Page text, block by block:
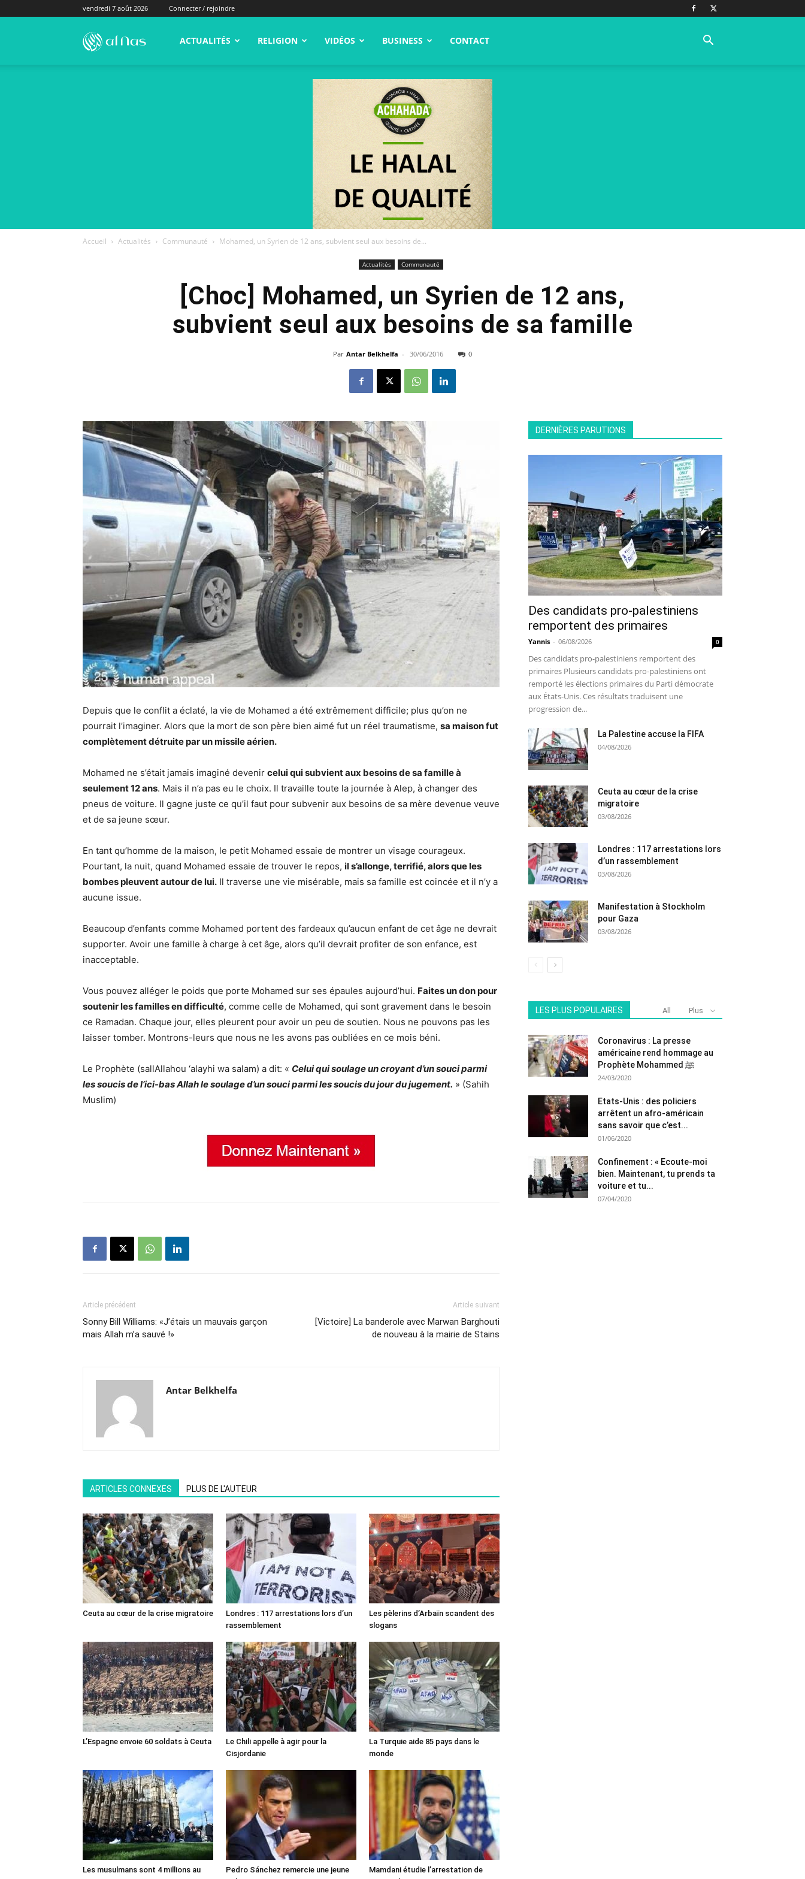
vendredi 7 août 2026 Connecter / rejoindre
alNas.fr ACTUALITÉS RELIGION VIDÉOS BUSINESS CONTACT
Accueil Actualités Communauté Mohamed, un Syrien de 12 ans, subvient seul aux besoins de...
Actualités Communauté
[Choc] Mohamed, un Syrien de 12 ans,
subvient seul aux besoins de sa famille
Par Antar Belkhelfa - 30/06/2016 0
Depuis que le conflit a éclaté, la vie de Mohamed a été extrêmement difficile; plus qu’on ne
pourrait l’imaginer. Alors que la mort de son père bien aimé fut un réel traumatisme, sa maison fut
complètement détruite par un missile aérien.
Mohamed ne s’était jamais imaginé devenir celui qui subvient aux besoins de sa famille à
seulement 12 ans. Mais il n’a pas eu le choix. Il travaille toute la journée à Alep, à changer des
pneus de voiture. Il gagne juste ce qu’il faut pour subvenir aux besoins de sa mère devenue veuve
et de sa jeune sœur.
En tant qu’homme de la maison, le petit Mohamed essaie de montrer un visage courageux.
Pourtant, la nuit, quand Mohamed essaie de trouver le repos, il s’allonge, terrifié, alors que les
bombes pleuvent autour de lui. Il traverse une vie misérable, mais sa famille est coincée et il n’y a
aucune issue.
Beaucoup d’enfants comme Mohamed portent des fardeaux qu’aucun enfant de cet âge ne devrait
supporter. Avoir une famille à charge à cet âge, alors qu’il devrait profiter de son enfance, est
inacceptable.
Vous pouvez alléger le poids que porte Mohamed sur ses épaules aujourd’hui. Faites un don pour
soutenir les familles en difficulté, comme celle de Mohamed, qui sont gravement dans le besoin
ce Ramadan. Chaque jour, elles pleurent pour avoir un peu de soutien. Nous ne pouvons pas les
laisser tomber. Montrons-leurs que nous ne les avons pas oubliées en ce mois béni.
Le Prophète (sallAllahou ‘alayhi wa salam) a dit: « Celui qui soulage un croyant d’un souci parmi
les soucis de l’ici-bas Allah le soulage d’un souci parmi les soucis du jour du jugement. » (Sahih
Muslim)
Article précédent
Sonny Bill Williams: «J’étais un mauvais garçon
mais Allah m’a sauvé !»
Article suivant
[Victoire] La banderole avec Marwan Barghouti
de nouveau à la mairie de Stains
Antar Belkhelfa
ARTICLES CONNEXES PLUS DE L'AUTEUR
Ceuta au cœur de la crise migratoire
Londres : 117 arrestations lors d’un
rassemblement
Les pèlerins d’Arbaïn scandent des
slogans
L’Espagne envoie 60 soldats à Ceuta
Le Chili appelle à agir pour la
Cisjordanie
La Turquie aide 85 pays dans le
monde
Les musulmans sont 4 millions au
Pedro Sánchez remercie une jeune
Mamdani étudie l’arrestation de
DERNIÈRES PARUTIONS
Des candidats pro-palestiniens
remportent des primaires
Yannis - 06/08/2026 0
Des candidats pro-palestiniens remportent des
primaires Plusieurs candidats pro-palestiniens ont
remporté les élections primaires du Parti démocrate
aux États-Unis. Ces résultats traduisent une
progression de...
La Palestine accuse la FIFA
04/08/2026
Ceuta au cœur de la crise
migratoire
03/08/2026
Londres : 117 arrestations lors
d’un rassemblement
03/08/2026
Manifestation à Stockholm
pour Gaza
03/08/2026
LES PLUS POPULAIRES All Plus
Coronavirus : La presse
américaine rend hommage au
Prophète Mohammed ﷺ
24/03/2020
Etats-Unis : des policiers
arrêtent un afro-américain
sans savoir que c’est...
01/06/2020
Confinement : « Ecoute-moi
bien. Maintenant, tu prends ta
voiture et tu...
07/04/2020